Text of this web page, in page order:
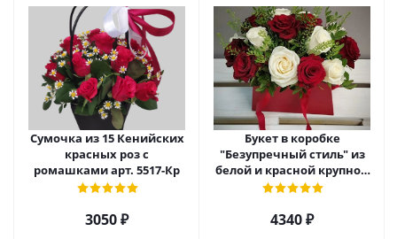
Сумочка из 15 Кенийских
красных роз с
ромашками арт. 5517-Кр
3050 ₽
Букет в коробке
"Безупречный стиль" из
белой и красной крупной
розы Эквадор. арт. 5515
4340 ₽